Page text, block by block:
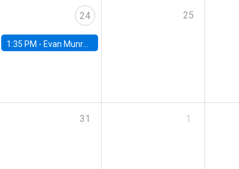
24
1:35 PM - Evan Munro, Neyman Visiting Assistant Professor in the Department of Statistics at UC Berkeley
25
31 1